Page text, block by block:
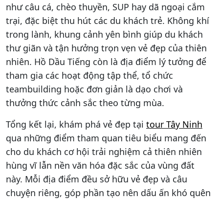
như câu cá, chèo thuyền, SUP hay dã ngoại cắm
trại, đặc biệt thu hút các du khách trẻ. Không khí
trong lành, khung cảnh yên bình giúp du khách
thư giãn và tận hưởng trọn vẹn vẻ đẹp của thiên
nhiên. Hồ Dầu Tiếng còn là địa điểm lý tưởng để
tham gia các hoạt động tập thể, tổ chức
teambuilding hoặc đơn giản là dạo chơi và
thưởng thức cảnh sắc theo từng mùa.
Tổng kết lại, khám phá vẻ đẹp tại tour Tây Ninh
qua những điểm tham quan tiêu biểu mang đến
cho du khách cơ hội trải nghiệm cả thiên nhiên
hùng vĩ lẫn nền văn hóa đặc sắc của vùng đất
này. Mỗi địa điểm đều sở hữu vẻ đẹp và câu
chuyện riêng, góp phần tạo nên dấu ấn khó quên